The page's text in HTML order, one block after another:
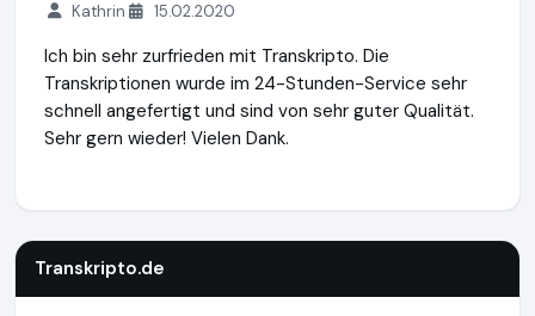
Kathrin 15.02.2020
Ich bin sehr zurfrieden mit Transkripto. Die
Transkriptionen wurde im 24-Stunden-Service sehr
schnell angefertigt und sind von sehr guter Qualität.
Sehr gern wieder! Vielen Dank.
Transkripto.de